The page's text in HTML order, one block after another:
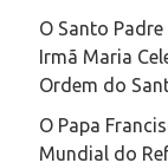
O Santo
Irmã Maria
Ordem do
O Papa
Mundial do